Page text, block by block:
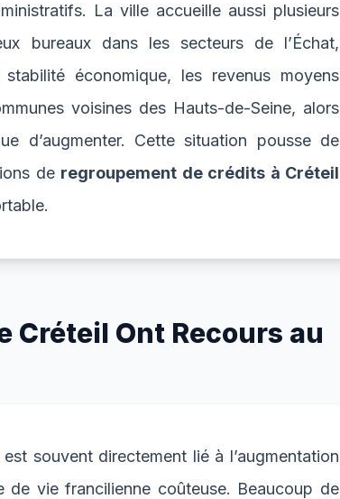
La ville accueille aussi plusieurs
bureaux dans les secteurs de l’Échat,
économique, les revenus moyens
voisines des Hauts-de-Seine, alors
d’augmenter. Cette situation pousse de
de regroupement de crédits à Créteil
Créteil Ont Recours au
souvent directement lié à l’augmentation
vie francilienne coûteuse. Beaucoup de